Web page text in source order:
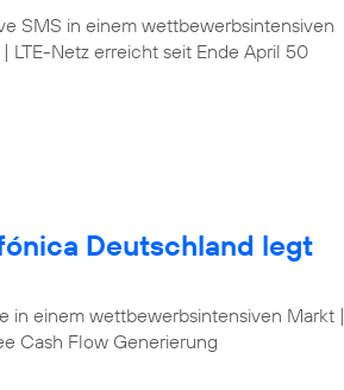
SMS in einem wettbewerbsintensiven
LTE-Netz erreicht seit Ende April 50
Deutschland legt
in einem wettbewerbsintensiven Markt |
Cash Flow Generierung